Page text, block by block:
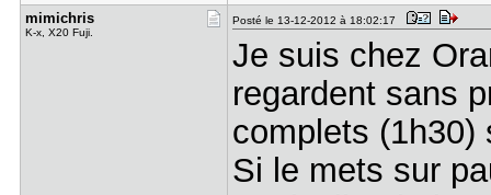
mimichris
K-x, X20 Fuji.
Posté le 13-12-2012 à 18:02:17
Je suis chez
regardent sans
complets (1h30)
Si le mets sur